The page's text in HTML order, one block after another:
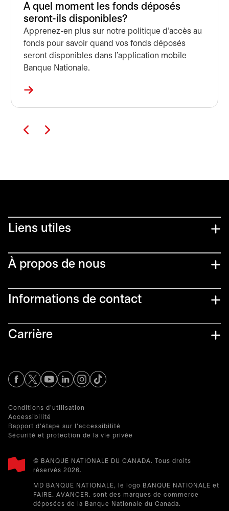
À quel moment les fonds déposés
seront-ils disponibles?
Apprenez-en plus sur notre politique d'accès au
fonds pour savoir quand vos fonds déposés
seront disponibles dans l'application mobile
Banque Nationale.
Liens utiles​
À propos de nous
Informations de contact​
Carrière
s’ouvre dans un nouvel onglet
s’ouvre dans un nouvel onglet
s’ouvre dans un nouvel onglet
s’ouvre dans un nouvel onglet
s’ouvre dans un nouvel onglet
Conditions d'utilisation
Accessibilité
Rapport d'étape sur l'accessibilité
Sécurité et protection de la vie privée
© BANQUE NATIONALE DU CANADA. Tous droits
réservés 2026.​
MD BANQUE NATIONALE, le logo BANQUE NATIONALE et
FAIRE. AVANCER. sont des marques de commerce
déposées de la Banque Nationale du Canada.